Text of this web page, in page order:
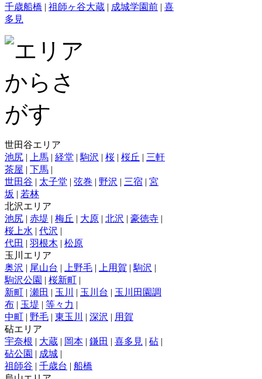
千歳船橋 | 祖師ヶ谷大蔵 | 成城学園前 | 喜
多見
世田谷エリア
池尻 | 上馬 | 経堂 | 駒沢 | 桜 | 桜丘 | 三軒
茶屋 | 下馬 |
世田谷 | 太子堂 | 弦巻 | 野沢 | 三宿 | 宮
坂 | 若林
北沢エリア
池尻 | 赤堤 | 梅丘 | 大原 | 北沢 | 豪徳寺 |
桜上水 | 代沢 |
代田 | 羽根木 | 松原
玉川エリア
奥沢 | 尾山台 | 上野毛 | 上用賀 | 駒沢 |
駒沢公園 | 桜新町 |
新町 | 瀬田 | 玉川 | 玉川台 | 玉川田園調
布 | 玉堤 | 等々力 |
中町 | 野毛 | 東玉川 | 深沢 | 用賀
砧エリア
宇奈根 | 大蔵 | 岡本 | 鎌田 | 喜多見 | 砧 |
砧公園 | 成城 |
祖師谷 | 千歳台 | 船橋